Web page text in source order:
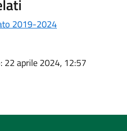
2019-2024
: 22 aprile 2024, 12:57